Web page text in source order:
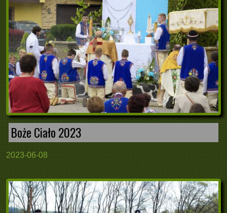
Boże Ciało 2023
2023-06-08